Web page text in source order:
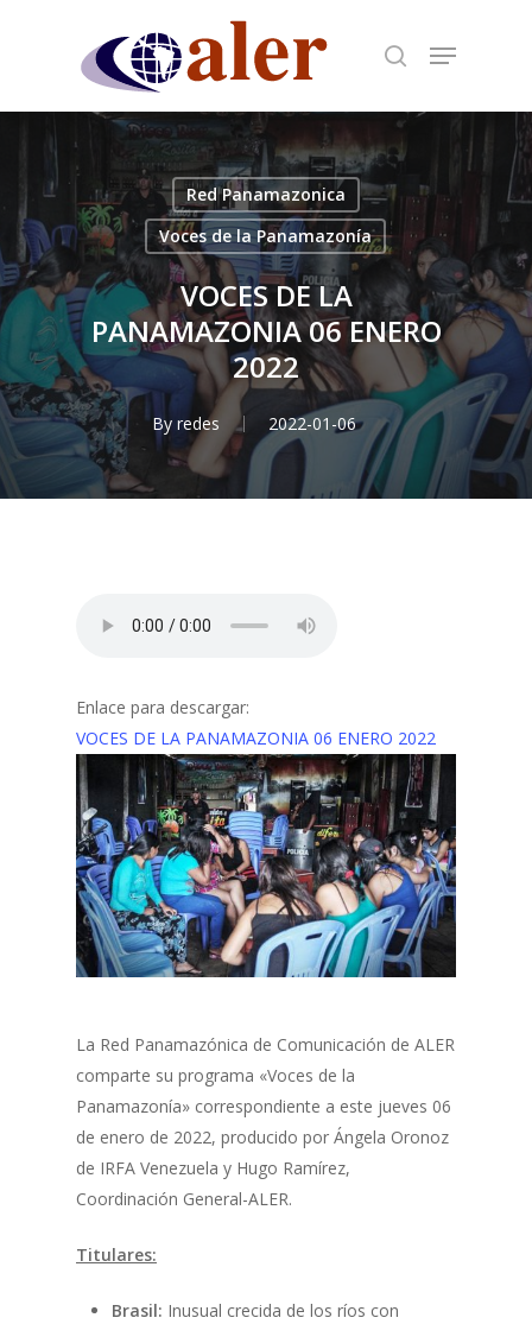
content
Red Panamazonica
Voces de la Panamazonía
VOCES DE LA
PANAMAZONIA 06 ENERO
2022
By redes 2022-01-06
Enlace para descargar:
VOCES DE LA PANAMAZONIA 06 ENERO 2022
La Red Panamazónica de Comunicación de ALER
comparte su programa «Voces de la
Panamazonía» correspondiente a este jueves 06
de enero de 2022, producido por Ángela Oronoz
de IRFA Venezuela y Hugo Ramírez,
Coordinación General-ALER.
Titulares:
Brasil: Inusual crecida de los ríos con